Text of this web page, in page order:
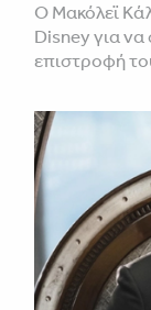
Ο Μακόλεϊ
Disney για
επιστροφή